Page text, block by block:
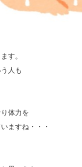
す。
人も
体力を
ますね・・・